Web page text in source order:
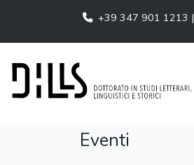
+39 347 901 1213 |
Eventi